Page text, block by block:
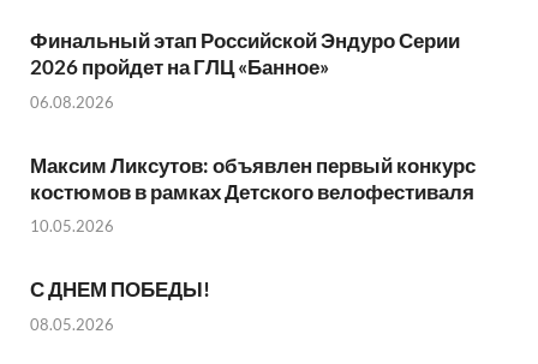
Финальный этап Российской Эндуро Серии
2026 пройдет на ГЛЦ «Банное»
06.08.2026
Максим Ликсутов: объявлен первый конкурс
костюмов в рамках Детского велофестиваля
10.05.2026
С ДНЕМ ПОБЕДЫ!
08.05.2026